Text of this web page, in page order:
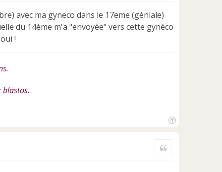
avec ma gyneco dans le 17eme (géniale)
du 14ème m'a "envoyée" vers cette gynéco
!
blastos.